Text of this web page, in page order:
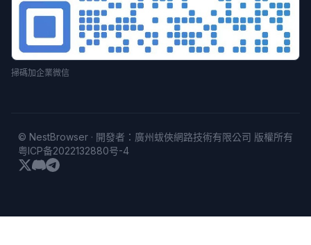
掃碼加企業微信
© NestBrowser · 開發者：廣州蛂俠網路技術有限公司 版權所有
粤ICP备2022132880号-4